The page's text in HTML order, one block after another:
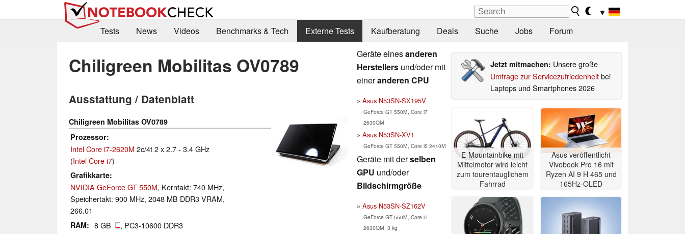
▼
Tests
News Videos Benchmarks & Tech Externe Tests Kaufberatung Deals Suche Jobs Forum
Chiligreen Mobilitas OV0789
Ausstattung / Datenblatt
Chiligreen Mobilitas OV0789
Prozessor
Intel Core i7-2620M 2c/4t 2 x 2.7 - 3.4 GHz
(Intel Core i7)
Grafikkarte
NVIDIA GeForce GT 550M, Kerntakt: 740 MHz,
Speichertakt: 900 MHz, 2048 MB DDR3 VRAM,
266.01
RAM 8 GB , PC3-10600 DDR3
Geräte einesanderen
Herstellers und/oder mit
eineranderen CPU
Asus N53SN-SX195V
GeForce GT 550M, Core i7
2630QM
Asus N53SN-XV1
GeForce GT 550M, Core i5 2410M
Geräte mit derselben
GPU und/oder
Bildschirmgröße
Asus N53SN-SZ162V
GeForce GT 550M, Core i7
2630QM, 3 kg
Jetzt mitmachen: Unsere große
Umfrage zur Servicezufriedenheitbei
Laptops und Smartphones 2026
E-Mountainbike mit
Mittelmotor wird leicht
zum tourentauglichem
Fahrrad
Asus veröffentlicht
Vivobook Pro 16 mit
Ryzen AI 9 H 465 und
165Hz-OLED